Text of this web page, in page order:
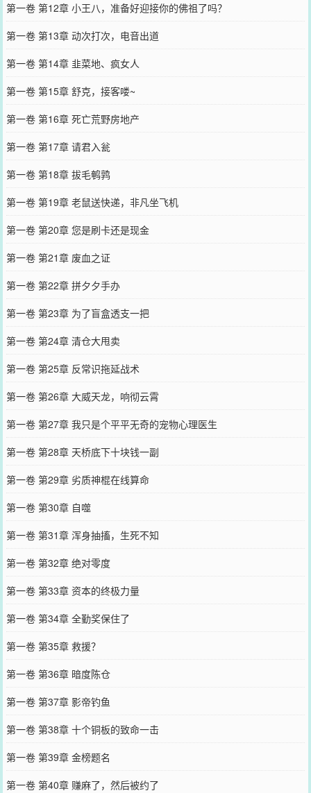
第一卷 第12章 小王八，准备好迎接你的佛祖了吗？
第一卷 第13章 动次打次，电音出道
第一卷 第14章 韭菜地、疯女人
第一卷 第15章 舒克，接客喽~
第一卷 第16章 死亡荒野房地产
第一卷 第17章 请君入瓮
第一卷 第18章 拔毛鹌鹑
第一卷 第19章 老鼠送快递，非凡坐飞机
第一卷 第20章 您是刷卡还是现金
第一卷 第21章 废血之证
第一卷 第22章 拼夕夕手办
第一卷 第23章 为了盲盒透支一把
第一卷 第24章 清仓大甩卖
第一卷 第25章 反常识拖延战术
第一卷 第26章 大威天龙，响彻云霄
第一卷 第27章 我只是个平平无奇的宠物心理医生
第一卷 第28章 天桥底下十块钱一副
第一卷 第29章 劣质神棍在线算命
第一卷 第30章 自噬
第一卷 第31章 浑身抽搐，生死不知
第一卷 第32章 绝对零度
第一卷 第33章 资本的终极力量
第一卷 第34章 全勤奖保住了
第一卷 第35章 救援？
第一卷 第36章 暗度陈仓
第一卷 第37章 影帝钓鱼
第一卷 第38章 十个铜板的致命一击
第一卷 第39章 金榜题名
第一卷 第40章 赚麻了，然后被约了